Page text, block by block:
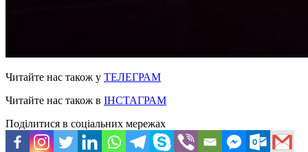
Читайте нас також у ТЕЛЕГРАМ
Читайте нас також в ІНСТАГРАМ
Поділитися в соціальних мережах